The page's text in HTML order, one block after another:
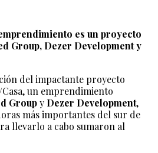
es un proyecto
Group, Dezer Development y
del impactante proyecto
un emprendimiento
Groupy Dezer Development,
más importantes del sur de
llevarlo a cabo sumaron al